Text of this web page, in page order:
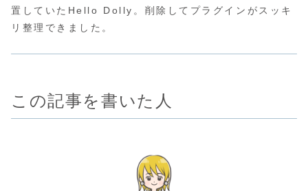
置していたHello Dolly。削除してプラグインがスッキ
リ整理できました。
この記事を書いた人